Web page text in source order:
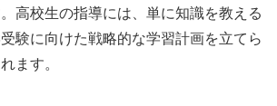
高校生の指導には、単に知識を教える
験に向けた戦略的な学習計画を立てら
ます。